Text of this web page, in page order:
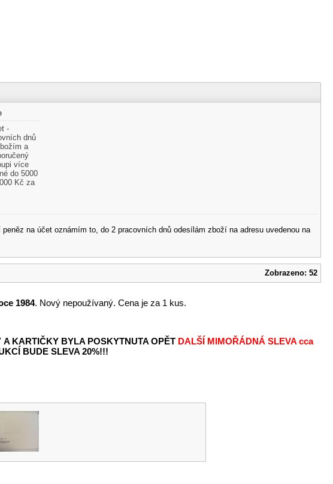
-
dnů
a
více
do 5000
Kč za
na účet oznámím to, do 2 pracovních dnů odesílám zboží na adresu uvedenou na
Zobrazeno: 52
1984. Nový nepoužívaný. Cena je za 1 kus.
A KARTIČKY BYLA POSKYTNUTA OPĚT DALŠÍ MIMOŘÁDNÁ SLEVAcca
BUDE SLEVA 20%!!!